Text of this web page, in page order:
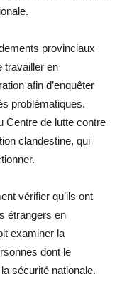
provinciaux
travailler en
afin d’enquêter
problématiques.
Centre de lutte contre
clandestine, qui
vérifier qu’ils ont
étrangers en
examiner la
dont le
sécurité nationale.